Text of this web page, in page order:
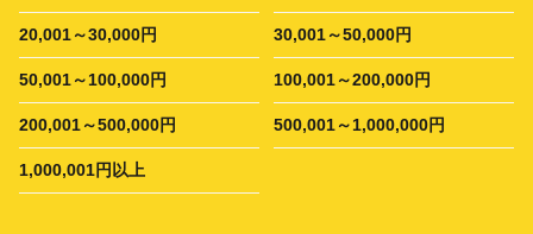
20,001～30,000円 30,001～50,000円
50,001～100,000円 100,001～200,000円
200,001～500,000円 500,001～1,000,000円
1,000,001円以上